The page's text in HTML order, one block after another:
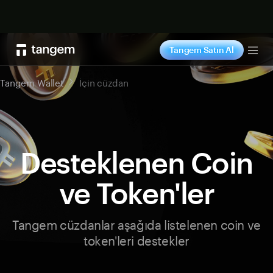
Tangem Satın Al
Tangem Wallet İçin cüzdan
Desteklenen Coin
ve Token'ler
Tangem cüzdanlar aşağıda listelenen coin ve
token'leri destekler